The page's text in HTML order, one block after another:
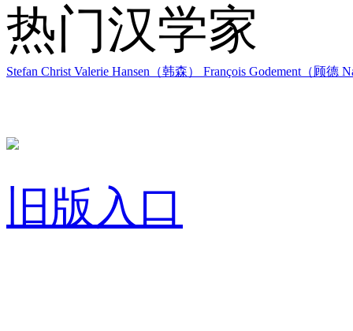
热门汉学家
Stefan Christ Valerie Hansen（韩森） François Godement（顾德
旧版入口